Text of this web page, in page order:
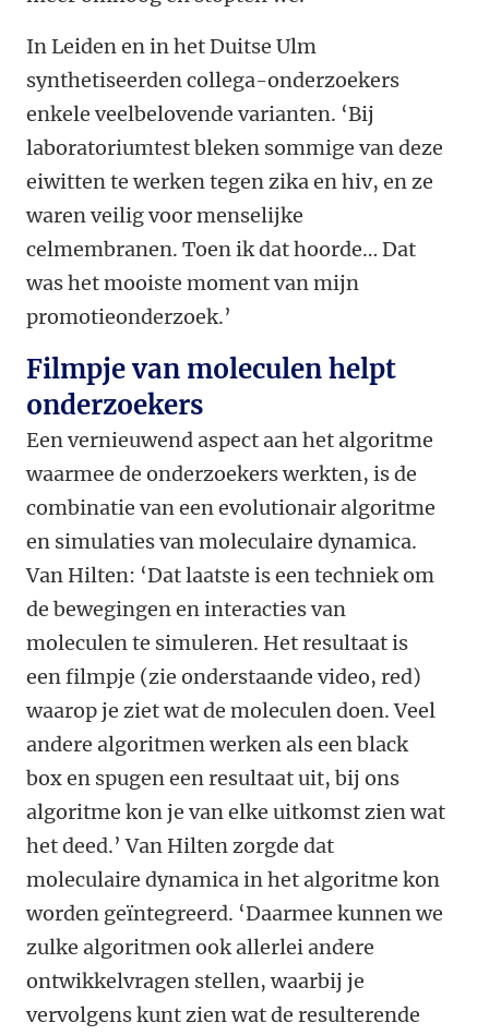
In Leiden en in het Duitse Ulm
synthetiseerden collega-onderzoekers
enkele veelbelovende varianten. ‘Bij
laboratoriumtest bleken sommige van deze
eiwitten te werken tegen zika en hiv, en ze
waren veilig voor menselijke
celmembranen. Toen ik dat hoorde… Dat
was het mooiste moment van mijn
promotieonderzoek.’
Filmpje van moleculen helpt
onderzoekers
Een vernieuwend aspect aan het algoritme
waarmee de onderzoekers werkten, is de
combinatie van een evolutionair algoritme
en simulaties van moleculaire dynamica.
Van Hilten: ‘Dat laatste is een techniek om
de bewegingen en interacties van
moleculen te simuleren. Het resultaat is
een filmpje (zie onderstaande video, red)
waarop je ziet wat de moleculen doen. Veel
andere algoritmen werken als een black
box en spugen een resultaat uit, bij ons
algoritme kon je van elke uitkomst zien wat
het deed.’ Van Hilten zorgde dat
moleculaire dynamica in het algoritme kon
worden geïntegreerd. ‘Daarmee kunnen we
zulke algoritmen ook allerlei andere
ontwikkelvragen stellen, waarbij je
vervolgens kunt zien wat de resulterende